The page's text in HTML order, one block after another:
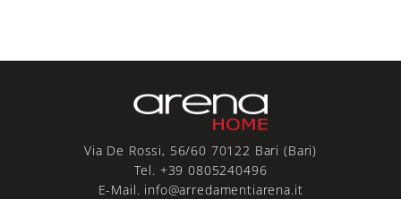
Via De Rossi, 56/60 70122 Bari (Bari)
Tel. +39 0805240496
E-Mail. info@arredamentiarena.it